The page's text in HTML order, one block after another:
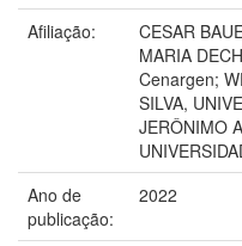
Afiliação:
CESAR
MARIA
Cenargen;
SILVA,
JERÔNIMO
Ano de
publicação:
2022